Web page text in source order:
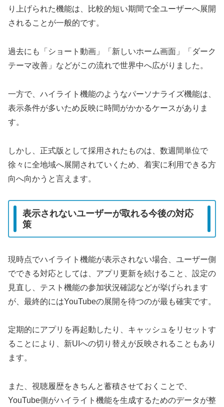
り上げられた機能は、比較的短い期間で全ユーザーへ展開
されることが一般的です。
過去にも「ショート動画」「新しいホーム画面」「ダーク
テーマ改善」などがこの流れで世界中へ広がりました。
一方で、ハイライト機能のようなパーソナライズ機能は、
表示条件が多いため反映に時間がかかるケースがありま
す。
しかし、正式版として採用されたものは、数週間単位で
徐々に全地域へ展開されていくため、着実に利用できる方
向へ向かうと言えます。
表示されないユーザーが取れる今後の対応
策
現時点でハイライト機能が表示されない場合、ユーザー側
でできる対応としては、アプリ更新を続けること、設定の
見直し、テスト機能の参加状況確認などが挙げられます
が、最終的にはYouTubeの展開を待つのが最も確実です。
定期的にアプリを再起動したり、キャッシュをリセットす
ることにより、新UIへの切り替えが反映されることもあり
ます。
また、視聴履歴をきちんと蓄積させておくことで、
YouTube側がハイライト機能を生成するためのデータが整